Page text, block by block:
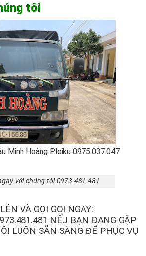
tôi
Minh Hoàng Pleiku 0975.037.047
với chúng tôi 0973.481.481
VÀ GỌI GỌI NGAY:
NẾU BẠN ĐANG GẶP
LUÔN SẴN SÀNG ĐỂ PHỤC VỤ